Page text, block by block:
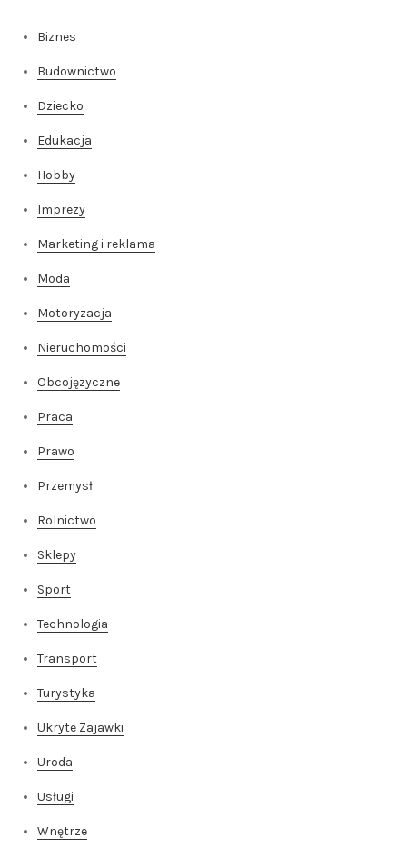
Biznes
Budownictwo
Dziecko
Edukacja
Hobby
Imprezy
Marketing i reklama
Moda
Motoryzacja
Nieruchomości
Obcojęzyczne
Praca
Prawo
Przemysł
Rolnictwo
Sklepy
Sport
Technologia
Transport
Turystyka
Ukryte Zajawki
Uroda
Usługi
Wnętrze